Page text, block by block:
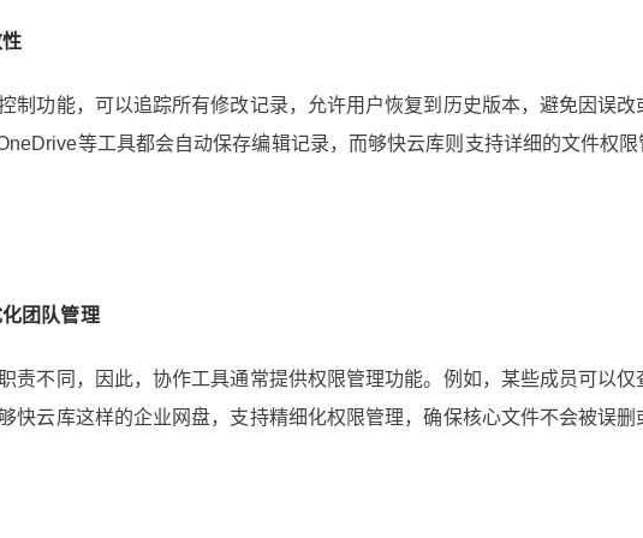
制功能，可以追踪所有修改记录，允许用户恢复到历史版本，避免因误改
等工具都会自动保存编辑记录，而够快云库则支持详细的文件权
团队管理
责不同，因此，协作工具通常提供权限管理功能。例如，某些成员可以仅
快云库这样的企业网盘，支持精细化权限管理，确保核心文件不会被误删